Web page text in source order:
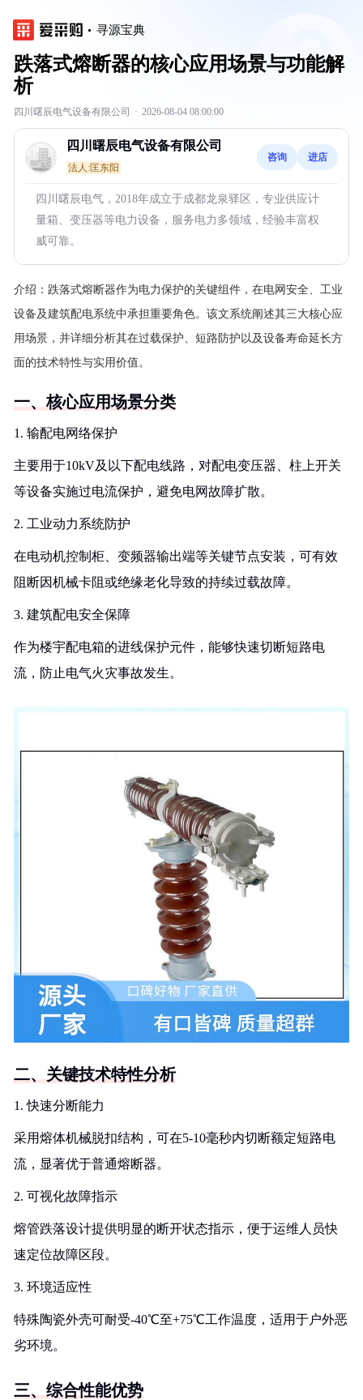
寻源宝典
跌落式熔断器的核心应用场景与功能解
析
四川曙辰电气设备有限公司 · 2026-08-04 08:00:00
四川曙辰电气设备有限公司
法人:匡东阳
咨询 进店
四川曙辰电气，2018年成立于成都龙泉驿区，专业供应计
量箱、变压器等电力设备，服务电力多领域，经验丰富权
威可靠。
介绍： 跌落式熔断器作为电力保护的关键组件，在电网安全、工业
设备及建筑配电系统中承担重要角色。该文系统阐述其三大核心应
用场景，并详细分析其在过载保护、短路防护以及设备寿命延长方
面的技术特性与实用价值。
一、核心应用场景分类
1. 输配电网络保护
主要用于10kV及以下配电线路，对配电变压器、柱上开关
等设备实施过电流保护，避免电网故障扩散。
2. 工业动力系统防护
在电动机控制柜、变频器输出端等关键节点安装，可有效
阻断因机械卡阻或绝缘老化导致的持续过载故障。
3. 建筑配电安全保障
作为楼宇配电箱的进线保护元件，能够快速切断短路电
流，防止电气火灾事故发生。
二、关键技术特性分析
1. 快速分断能力
采用熔体机械脱扣结构，可在5-10毫秒内切断额定短路电
流，显著优于普通熔断器。
2. 可视化故障指示
熔管跌落设计提供明显的断开状态指示，便于运维人员快
速定位故障区段。
3. 环境适应性
特殊陶瓷外壳可耐受-40℃至+75℃工作温度，适用于户外恶
劣环境。
三、综合性能优势